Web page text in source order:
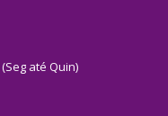
até Quin)